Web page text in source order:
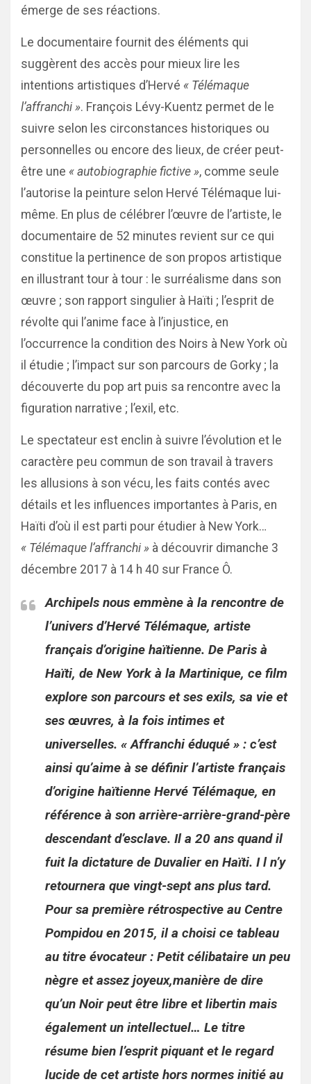
émerge de ses réactions.
Le documentaire fournit des éléments qui
suggèrent des accès pour mieux lire les
intentions artistiques d’Hervé « Télémaque
l’affranchi ». François Lévy-Kuentz permet de le
suivre selon les circonstances historiques ou
personnelles ou encore des lieux, de créer peut-
être une « autobiographie fictive », comme seule
l’autorise la peinture selon Hervé Télémaque lui-
même. En plus de célébrer l’œuvre de l’artiste, le
documentaire de 52 minutes revient sur ce qui
constitue la pertinence de son propos artistique
en illustrant tour à tour : le surréalisme dans son
œuvre ; son rapport singulier à Haïti ; l’esprit de
révolte qui l’anime face à l’injustice, en
l’occurrence la condition des Noirs à New York où
il étudie ; l’impact sur son parcours de Gorky ; la
découverte du pop art puis sa rencontre avec la
figuration narrative ; l’exil, etc.
Le spectateur est enclin à suivre l’évolution et le
caractère peu commun de son travail à travers
les allusions à son vécu, les faits contés avec
détails et les influences importantes à Paris, en
Haïti d’où il est parti pour étudier à New York…
« Télémaque l’affranchi » à découvrir dimanche 3
décembre 2017 à 14 h 40 sur France Ô.
Archipels nous emmène à la rencontre de
l’univers d’Hervé Télémaque, artiste
français d’origine haïtienne. De Paris à
Haïti, de New York à la Martinique, ce film
explore son parcours et ses exils, sa vie et
ses œuvres, à la fois intimes et
universelles. « Affranchi éduqué » : c’est
ainsi qu’aime à se définir l’artiste français
d’origine haïtienne Hervé Télémaque, en
référence à son arrière-arrière-grand-père
descendant d’esclave. Il a 20 ans quand il
fuit la dictature de Duvalier en Haïti. I l n’y
retournera que vingt-sept ans plus tard.
Pour sa première rétrospective au Centre
Pompidou en 2015, il a choisi ce tableau
au titre évocateur : Petit célibataire un peu
nègre et assez joyeux,manière de dire
qu’un Noir peut être libre et libertin mais
également un intellectuel… Le titre
résume bien l’esprit piquant et le regard
lucide de cet artiste hors normes initié au